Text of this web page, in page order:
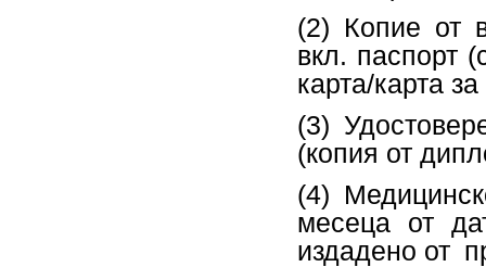
(2) Копие от
вкл. паспорт
карта/карта
(3)
(копия от
(4)
месеца от
издадено от